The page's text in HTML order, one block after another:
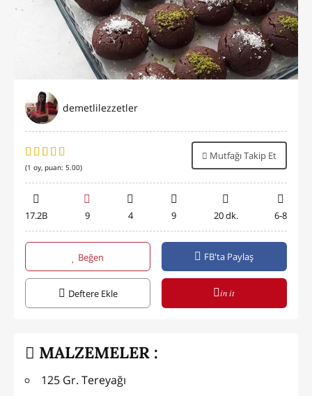
demetlilezzetler
(1 oy, puan: 5.00)
Mutfağı Takip Et
17.2B 9 4 9 20 dk. 6-8
Beğen FB'ta Paylaş
Deftere Ekle in it
MALZEMELER :
125 Gr. Tereyağı